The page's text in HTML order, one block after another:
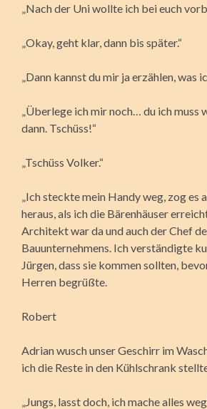
„Nach der Uni wollte ich bei euch
„Okay, geht klar, dann bis später.“
„Dann kannst du mir ja erzählen, was
„Überlege ich mir noch… du ich muss
dann. Tschüss!“
„Tschüss Volker.“
„Ich steckte mein Handy weg, zog es
heraus, als ich die Bärenhäuser
Architekt war da und auch der Chef
Bauunternehmens. Ich verständigte
Jürgen, dass sie kommen sollten,
Herren begrüßte.
Robert
Adrian wusch unser Geschirr im
ich die Reste in den Kühlschrank
„Jungs, lasst doch, ich mache alles